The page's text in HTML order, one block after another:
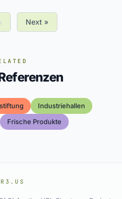
Next »
Industriehallen
Frische Produkte